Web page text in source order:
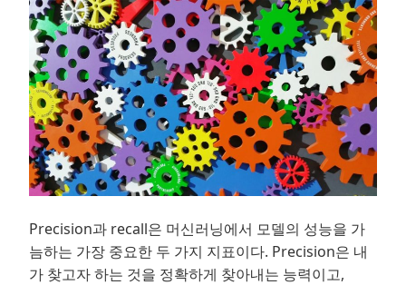
Precision과 recall은 머신러닝에서 모델의 성능을 가
늠하는 가장 중요한 두 가지 지표이다. Precision은 내
가 찾고자 하는 것을 정확하게 찾아내는 능력이고,